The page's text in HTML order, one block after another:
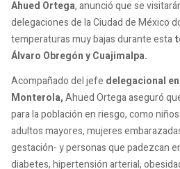
Ahued Ortega, anunció que se
delegaciones de la Ciudad de México
temperaturas muy bajas durante esta
Álvaro Obregón y Cuajimalpa.
Acompañado del jefe delegacional
Monterola,Ahued Ortega aseguró
para la población en riesgo, como
adultos mayores, mujeres
gestación- y personas que padezcan
diabetes, hipertensión arterial,